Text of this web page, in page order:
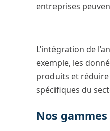
entreprises
L’intégration de
exemple, les
produits et réduire
spécifiques du
Nos